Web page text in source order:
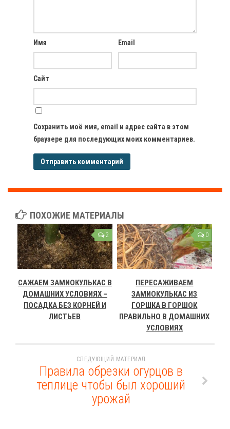
Имя Email
Сайт
Сохранить моё имя, email и адрес сайта в этом
браузере для последующих моих комментариев.
ПОХОЖИЕ МАТЕРИАЛЫ
2
САЖАЕМ ЗАМИОКУЛЬКАС В
ДОМАШНИХ УСЛОВИЯХ –
ПОСАДКА БЕЗ КОРНЕЙ И
ЛИСТЬЕВ
0
ПЕРЕСАЖИВАЕМ
ЗАМИОКУЛЬКАС ИЗ
ГОРШКА В ГОРШОК
ПРАВИЛЬНО В ДОМАШНИХ
УСЛОВИЯХ
СЛЕДУЮЩИЙ МАТЕРИАЛ
Правила обрезки огурцов в
теплице чтобы был хороший
урожай